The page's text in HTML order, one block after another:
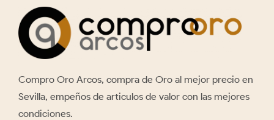
Valoración
de Oro y
Plata
Pida una cita para hacer
Compro Oro Arcos, compra de Oro al mejor precio en
Sevilla, empeños de articulos de valor con las mejores
condiciones.